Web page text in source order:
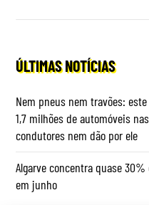
ÚLTIMAS NOTÍCIAS
Nem pneus nem travões:
1,7 milhões de automóveis
condutores nem dão por ele
Algarve concentra quase
em junho